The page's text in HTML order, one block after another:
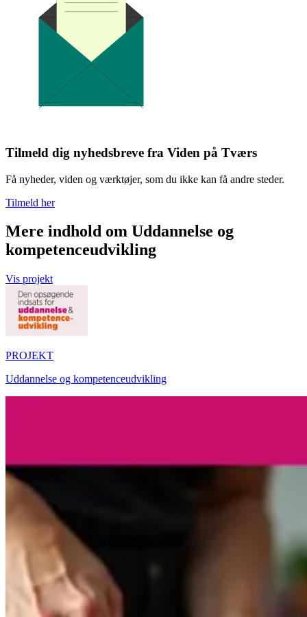
Tilmeld dig nyhedsbreve fra Viden på Tværs
Få nyheder, viden og værktøjer, som du ikke kan få andre steder.
Tilmeld her
Mere indhold om Uddannelse og
kompetenceudvikling
Vis projekt
PROJEKT
Uddannelse og kompetenceudvikling